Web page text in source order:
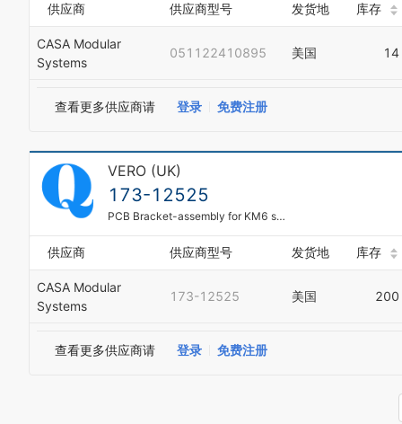
供应商 供应商型号 发货地 库存
CASA Modular
Systems
051122410895 美国 14
查看更多供应商请 登录 免费注册
VERO (UK)
173-12525
PCB Bracket-assembly for KM6 system (left + right-hand pair) complete with associated M2.5 fastener kit
供应商 供应商型号 发货地 库存
CASA Modular
Systems
173-12525 美国 200
查看更多供应商请 登录 免费注册